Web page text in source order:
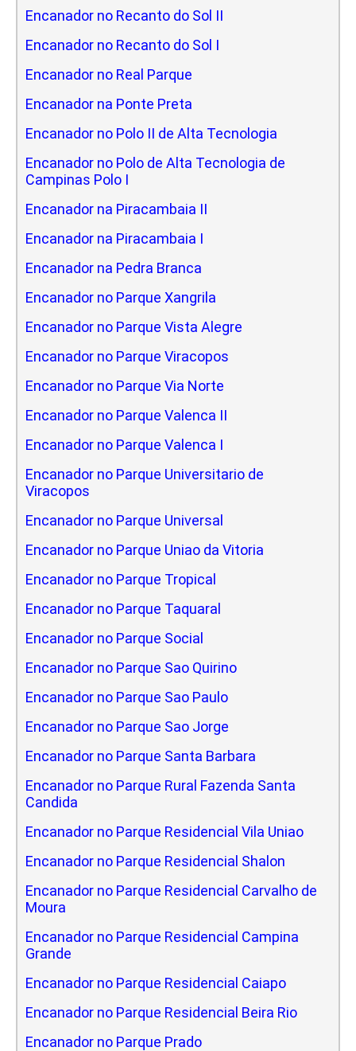
Encanador no Recanto do Sol II
Encanador no Recanto do Sol I
Encanador no Real Parque
Encanador na Ponte Preta
Encanador no Polo II de Alta Tecnologia
Encanador no Polo de Alta Tecnologia de
Campinas Polo I
Encanador na Piracambaia II
Encanador na Piracambaia I
Encanador na Pedra Branca
Encanador no Parque Xangrila
Encanador no Parque Vista Alegre
Encanador no Parque Viracopos
Encanador no Parque Via Norte
Encanador no Parque Valenca II
Encanador no Parque Valenca I
Encanador no Parque Universitario de
Viracopos
Encanador no Parque Universal
Encanador no Parque Uniao da Vitoria
Encanador no Parque Tropical
Encanador no Parque Taquaral
Encanador no Parque Social
Encanador no Parque Sao Quirino
Encanador no Parque Sao Paulo
Encanador no Parque Sao Jorge
Encanador no Parque Santa Barbara
Encanador no Parque Rural Fazenda Santa
Candida
Encanador no Parque Residencial Vila Uniao
Encanador no Parque Residencial Shalon
Encanador no Parque Residencial Carvalho de
Moura
Encanador no Parque Residencial Campina
Grande
Encanador no Parque Residencial Caiapo
Encanador no Parque Residencial Beira Rio
Encanador no Parque Prado